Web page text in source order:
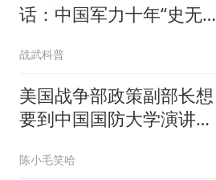
话：中国军力十年“史无前
住了
战武科普
美国战争部政策副部长想
要到中国国防大学演讲？
陈小毛笑哈